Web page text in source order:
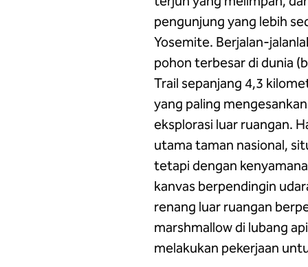
pengunjung yang lebih
Yosemite. Berjalan-
pohon terbesar di dunia
Trail sepanjang 4,3
yang paling
eksplorasi luar ruangan.
utama taman nasional,
tetapi dengan
kanvas berpendingin
renang luar ruangan
marshmallow di lubang
melakukan pekerjaan